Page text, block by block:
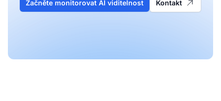
Začněte monitorovat AI viditelnost Kontakt